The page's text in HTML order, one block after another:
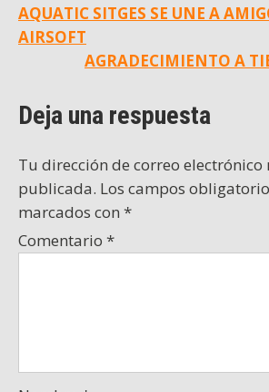
Navegación
de
entradas
AQUATIC SITGES SE UNE A
AIRSOFT
AGRADECIMIENTO A
Deja una respuesta
Tu dirección de correo electrónico
publicada. Los campos
marcados con *
Comentario *